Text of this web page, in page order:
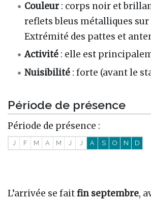
Couleur : corps noir et
reflets bleus métalliques sur
Extrémité des pattes et
Activité : elle est
Nuisibilité : forte (avant le
Période de présence
Période de présence :
J F M A M J J A S O N D
L’arrivée se faitfin septembre,